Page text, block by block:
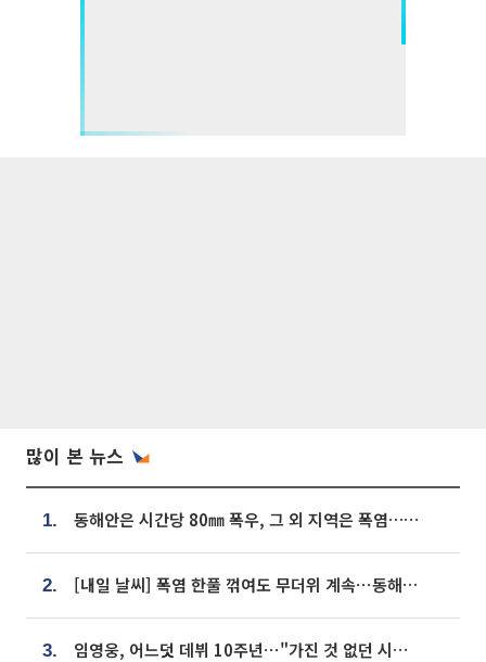
많이 본 뉴스
1. 동해안은 시간당 80㎜ 폭우, 그 외 지역은 폭염…‘극과 극 날씨’
2. [내일 날씨] 폭염 한풀 꺾여도 무더위 계속⋯동해안 이틀 연속 비
3. 임영웅, 어느덧 데뷔 10주년⋯"가진 것 없던 시절, 내 앞엔 20명의 팬뿐"